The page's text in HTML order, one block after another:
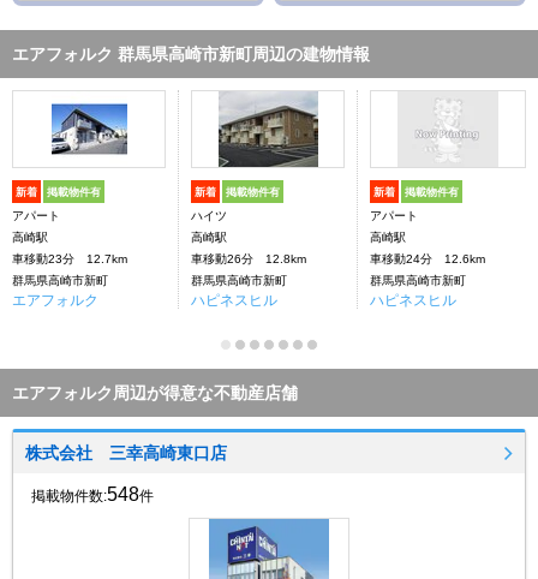
エアフォルク 群馬県高崎市新町周辺の建物情報
新着 掲載物件有
アパート
高崎駅
車移動23分 12.7km
群馬県高崎市新町
エアフォルク
新着 掲載物件有
ハイツ
高崎駅
車移動26分 12.8km
群馬県高崎市新町
ハピネスヒル
新着 掲載物件有
アパート
高崎駅
車移動24分 12.6km
群馬県高崎市新町
ハピネスヒル
エアフォルク周辺が得意な不動産店舗
株式会社 三幸高崎東口店
掲載物件数:548件